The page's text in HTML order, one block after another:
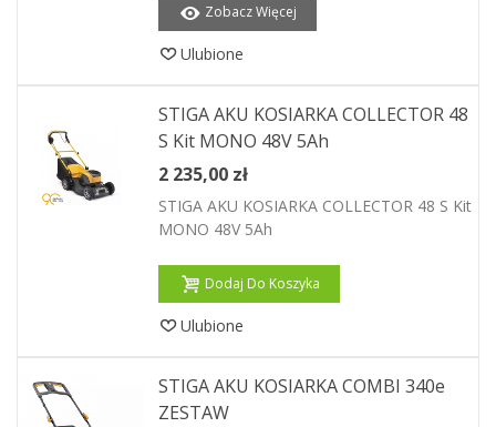
Zobacz Więcej
Ulubione
STIGA AKU KOSIARKA COLLECTOR 48
S Kit MONO 48V 5Ah
2 235,00 zł
STIGA AKU KOSIARKA COLLECTOR 48 S Kit
MONO 48V 5Ah
Dodaj Do Koszyka
Ulubione
STIGA AKU KOSIARKA COMBI 340e
ZESTAW